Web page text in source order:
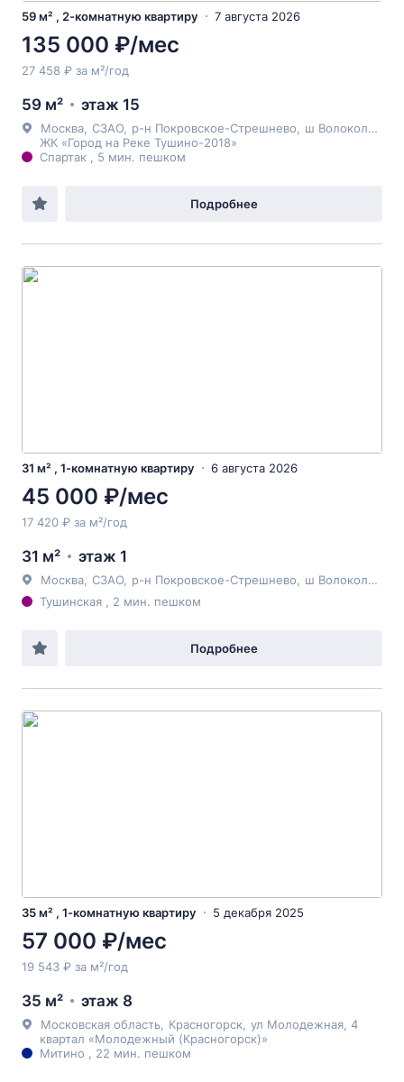
59 м² , 2-комнатную квартиру 7 августа 2026
135 000 ₽/мес
27 458 ₽ за м²/год
59 м² этаж 15
Москва СЗАО р-н Покровское-Стрешнево
ш Волоколамское
ЖК «Город на Реке Тушино-2018»
Спартак , 5 мин. пешком
Подробнее
31 м² , 1-комнатную квартиру 6 августа 2026
45 000 ₽/мес
17 420 ₽ за м²/год
31 м² этаж 1
Москва СЗАО р-н Покровское-Стрешнево
ш Волоколамское
Тушинская , 2 мин. пешком
Подробнее
35 м² , 1-комнатную квартиру 5 декабря 2025
57 000 ₽/мес
19 543 ₽ за м²/год
35 м² этаж 8
Московская область Красногорск ул Молодежная , 4
квартал «Молодежный (Красногорск)»
Митино , 22 мин. пешком